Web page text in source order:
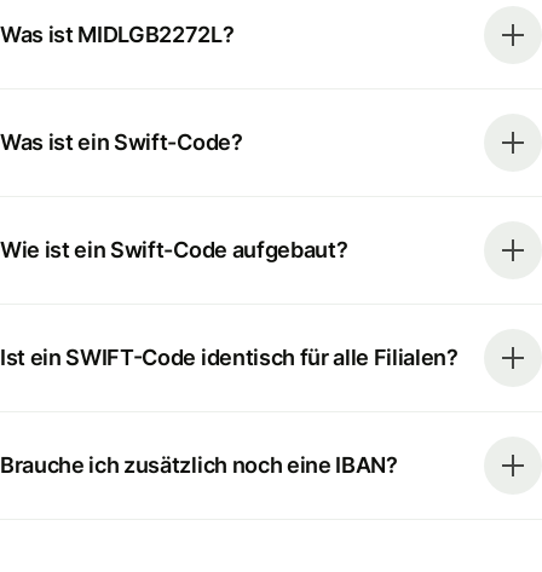
Was ist MIDLGB2272L?
Was ist ein Swift-Code?
Wie ist ein Swift-Code aufgebaut?
Ist ein SWIFT-Code identisch für alle Filialen?
Brauche ich zusätzlich noch eine IBAN?